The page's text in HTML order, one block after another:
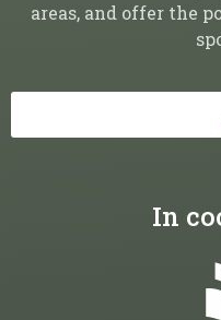
areas, and offer the
In